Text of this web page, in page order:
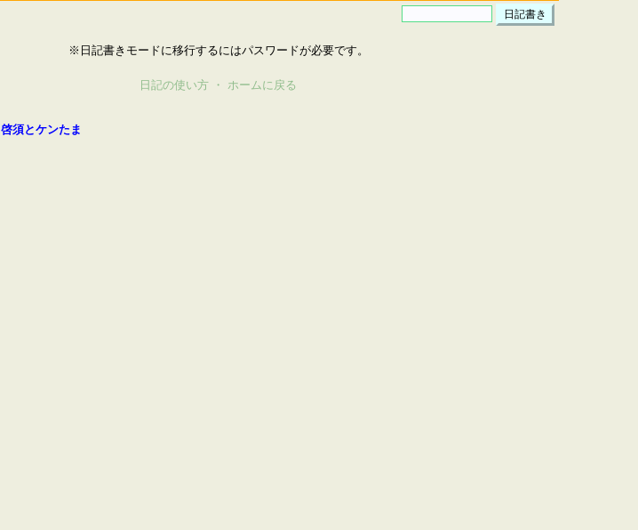
※日記書きモードに移行するにはパスワードが必要です。
日記の使い方 ・ ホームに戻る
啓須とケンたま